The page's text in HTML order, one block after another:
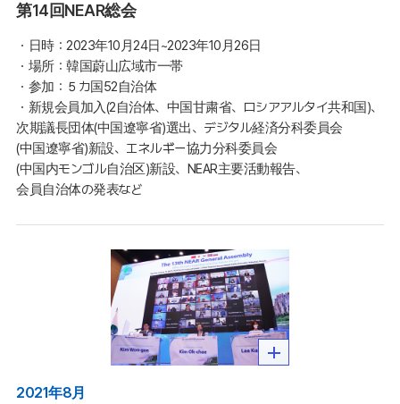
第14回NEAR総会
・日時：2023年10月24日~2023年10月26日
・場所：韓国蔚山広域市一帯
・参加：５カ国52自治体
・新規会員加入(2自治体、中国甘粛省、ロシアアルタイ共和国)、
次期議長団体(中国遼寧省)選出、デジタル経済分科委員会
(中国遼寧省)新設、エネルギー協力分科委員会
(中国内モンゴル自治区)新設、NEAR主要活動報告、
会員自治体の発表など
2021年8月